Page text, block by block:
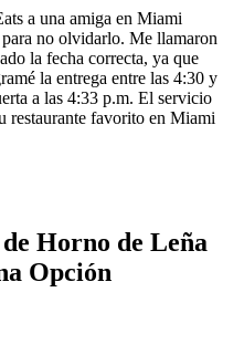
a una amiga en Miami
no olvidarlo. Me llamaron
la fecha correcta, ya que
la entrega entre las 4:30 y
a las 4:33 p.m. El servicio
restaurante favorito en Miami
Horno de Leña
Opción